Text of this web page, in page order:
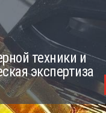
техники и
экспертиза